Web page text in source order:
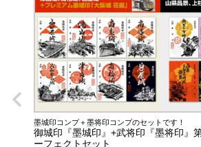
墨城印コンプ＋墨将印コンプのセットです！
御城印『墨城印』+武将印『墨将印』
ーフェクトセット